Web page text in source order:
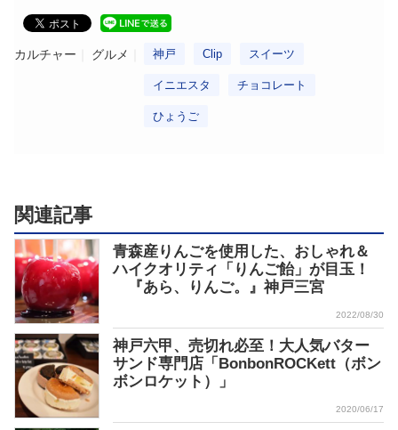
カルチャー グルメ 神戸 Clip スイーツ
イニエスタ チョコレート
ひょうご
関連記事
青森産りんごを使用した、おしゃれ＆
ハイクオリティ「りんご飴」が目玉！
『あら、りんご。』神戸三宮
2022/08/30
神戸六甲、売切れ必至！大人気バター
サンド専門店「BonbonROCKett（ボン
ボンロケット）」
2020/06/17